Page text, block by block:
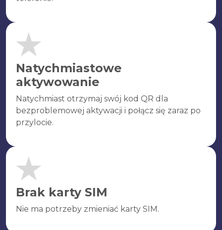
Natychmiastowe
aktywowanie
Natychmiast otrzymaj swój kod QR dla
bezproblemowej aktywacji i połącz się zaraz po
przylocie.
Brak karty SIM
Nie ma potrzeby zmieniać karty SIM.